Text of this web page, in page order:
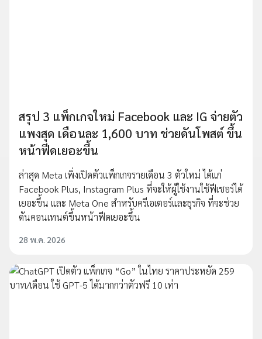
สรุป 3 แพ็กเกจใหม่ Facebook และ IG จ่ายตัว
แพงสุด เดือนละ 1,600 บาท ช่วยดันโพสต์ ขึ้น
หน้าฟีดเยอะขึ้น
ล่าสุด Meta เพิ่งเปิดตัวแพ็กเกจรายเดือน 3 ตัวใหม่ ได้แก่
Facebook Plus, Instagram Plus ที่จะให้ผู้ใช้งานใช้ฟีเชอร์ได้
เยอะขึ้น และ Meta One สำหรับครีเอเตอร์และธุรกิจ ที่จะช่วย
ดันคอนเทนต์ขึ้นหน้าฟีดเยอะขึ้น
28 พ.ค. 2026